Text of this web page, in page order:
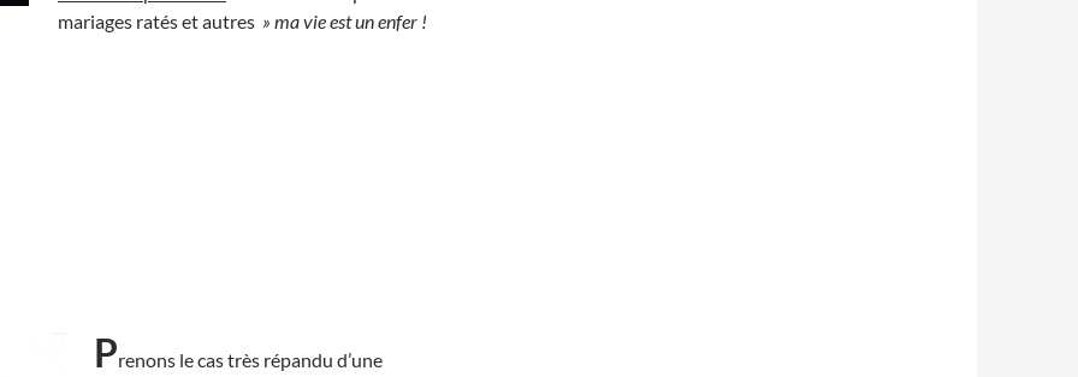
mariages ratés et autres » ma vie est un enfer !
Prenons le cas très répandu d’une